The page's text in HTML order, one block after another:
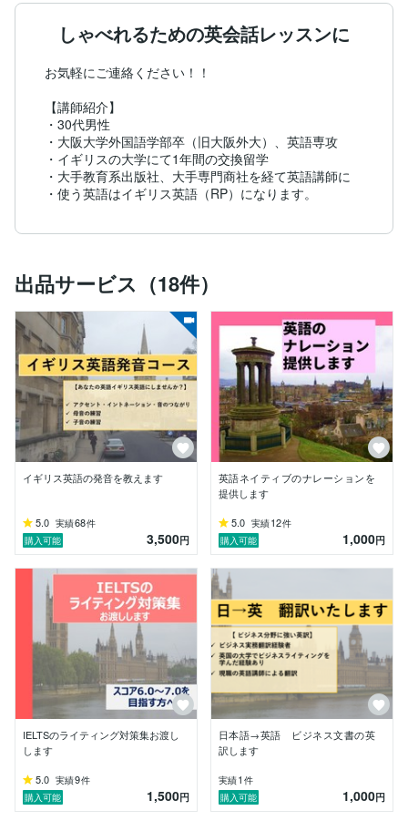
しゃべれるための英会話レッスンに
お気軽にご連絡ください！！
【講師紹介】
・30代男性
・大阪大学外国語学部卒（旧大阪外大）、英語専攻
・イギリスの大学にて1年間の交換留学
・大手教育系出版社、大手専門商社を経て英語講師に
・使う英語はイギリス英語（RP）になります。
出品サービス（18件）
イギリス英語の発音を教えます
5.0 実績68件
購入可能
3,500円
英語ネイティブのナレーションを
提供します
5.0 実績12件
購入可能
1,000円
IELTSのライティング対策集お渡し
します
5.0 実績9件
購入可能
1,500円
日本語→英語 ビジネス文書の英
訳します
実績1 件
購入可能
1,000円